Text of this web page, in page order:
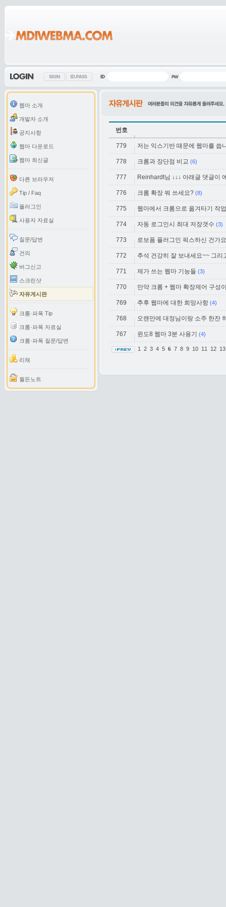
웹마 소개
개발자 소개
공지사항
웹마 다운로드
웹마 최신글
다른 브라우저
Tip / Faq
플러그인
사용자 자료실
질문/답변
건의
버그신고
스크린샷
자유게시판
크롬·파폭 Tip
크롬·파폭 자료실
크롬·파폭 질문/답변
리채
월든노트
번호
779 저는 익스기반 때문에 웹마를 씁
778 크롬과 장단점 비교 (6)
777 Reinhardt님 ↓↓↓ 아래글 댓글이
776 크롬 확장 뭐 쓰세요? (8)
775 웹마에서 크롬으로 옮겨타기 작
774 자동 로그인시 최대 저장갯수 (3)
773 로보폼 플러그인 픽스하신 건가
772 추석 건강히 잘 보내세요~~ 그리
771 제가 쓰는 웹마 기능들 (3)
770 만약 크롬 + 웹마 확장제어 구성
769 추후 웹마에 대한 희망사항 (4)
768 오랜만에 대정님이랑 소주 한잔
767 윈도8 웹마 3분 사용기 (4)
1 2 3 4 5 6 7 8 9 10 11 12